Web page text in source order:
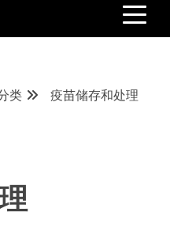
类 疫苗储存和处理